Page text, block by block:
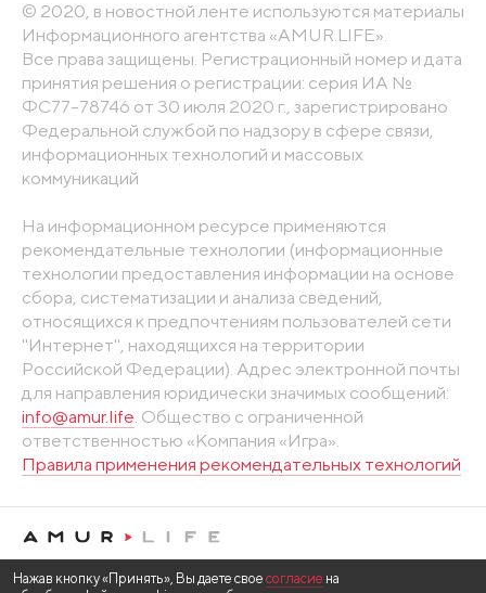
© 2020, в новостной ленте используются материалы
Информационного агентства «AMUR.LIFE».
Все права защищены. Регистрационный номер и дата
принятия решения о регистрации: серия ИА №
ФС77-78746 от 30 июля 2020 г., зарегистрировано
Федеральной службой по надзору в сфере связи,
информационных технологий и массовых
коммуникаций
На информационном ресурсе применяются
рекомендательные технологии (информационные
технологии предоставления информации на основе
сбора, систематизации и анализа сведений,
относящихся к предпочтениям пользователей сети
"Интернет", находящихся на территории
Российской Федерации). Адрес электронной почты
для направления юридически значимых сообщений:
info@amur.life. Общество с ограниченной
ответственностью «Компания «Игра».
Правила применения рекомендательных технологий
Нажав кнопку «Принять», Вы даете свое согласие на